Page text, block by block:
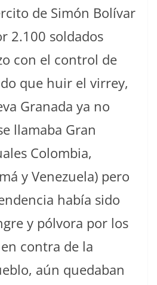
de Simón Bolívar
2.100 soldados
con el control de
que huir el virrey,
Granada ya no
llamaba Gran
Colombia,
y Venezuela) pero
había sido
y pólvora por los
contra de la
aún quedaban